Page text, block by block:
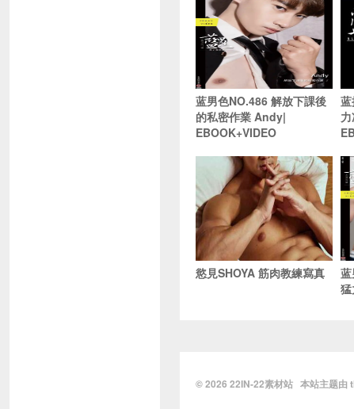
蓝男色NO.486 解放下課後
的私密作業 Andy|
EBOOK+VIDEO
慾見SHOYA 筋肉教練寫真
© 2026 22IN-22素材站 本站主题由